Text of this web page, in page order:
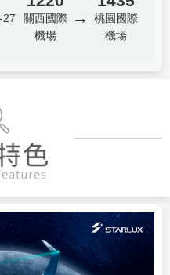
27
關西國際
機場
→
桃園國際
機場